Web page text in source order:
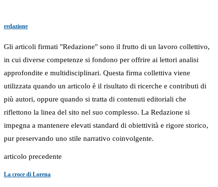
redazione
Gli articoli firmati "Redazione" sono il frutto di un lavoro collettivo,
in cui diverse competenze si fondono per offrire ai lettori analisi
approfondite e multidisciplinari. Questa firma collettiva viene
utilizzata quando un articolo è il risultato di ricerche e contributi di
più autori, oppure quando si tratta di contenuti editoriali che
riflettono la linea del sito nel suo complesso. La Redazione si
impegna a mantenere elevati standard di obiettività e rigore storico,
pur preservando uno stile narrativo coinvolgente.
articolo precedente
La croce di Lorena